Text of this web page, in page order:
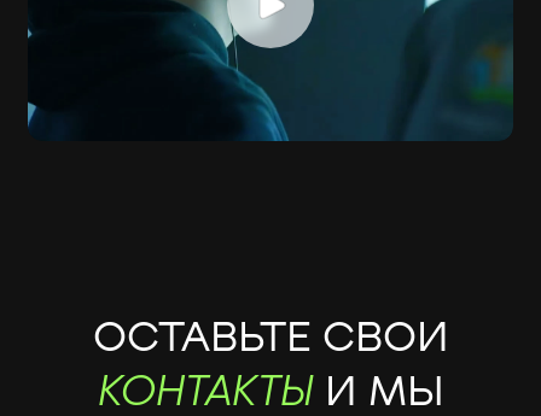
ОСТАВЬТЕ СВОИ
КОНТАКТЫИ МЫ